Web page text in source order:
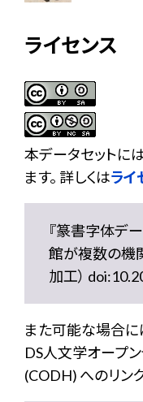
ライセンス
本データセットに
ます。 詳しくはライ
『篆書字体デ
館が複数の機
加工）
また可能な場合に
DS人文学オープ
(CODH) へのリン